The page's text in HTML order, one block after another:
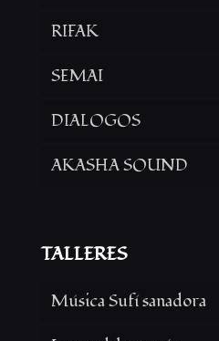
RIFAK
SEMAI
DIALOGOS
AKASHA SOUND
TALLERES
Música Sufí sanadora